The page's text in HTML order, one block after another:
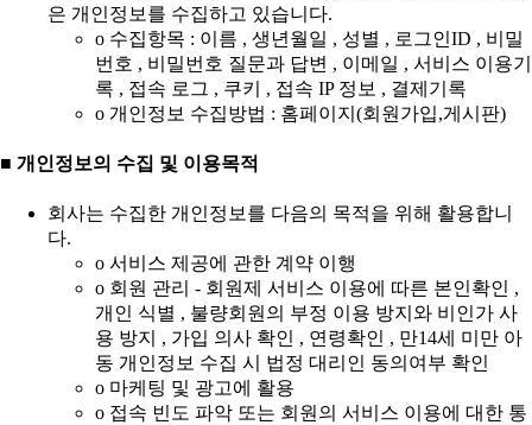
은 개인정보를 수집하고 있습니다.
ο 수집항목 : 이름 , 생년월일 , 성별 , 로그인ID , 비밀
번호 , 비밀번호 질문과 답변 , 이메일 , 서비스 이용기
록 , 접속 로그 , 쿠키 , 접속 IP 정보 , 결제기록
ο 개인정보 수집방법 : 홈페이지(회원가입,게시판)
■ 개인정보의 수집 및 이용목적
회사는 수집한 개인정보를 다음의 목적을 위해 활용합니
다.
ο 서비스 제공에 관한 계약 이행
ο 회원 관리 - 회원제 서비스 이용에 따른 본인확인 ,
개인 식별 , 불량회원의 부정 이용 방지와 비인가 사
용 방지 , 가입 의사 확인 , 연령확인 , 만14세 미만 아
동 개인정보 수집 시 법정 대리인 동의여부 확인
ο 마케팅 및 광고에 활용
ο 접속 빈도 파악 또는 회원의 서비스 이용에 대한 통